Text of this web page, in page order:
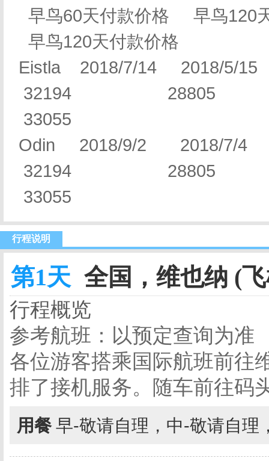
早鸟60天付款价格 早鸟
早鸟120天付款价格
Eistla 2018/7/14
32194
33055
Odin 2018/9/2
32194
33055
行程说明
第1天 全国，维也纳 (
行程概览
参考航班：以预定查询为准
各位游客搭乘国际航班前往
排了接机服务。随车前往码
用餐 早-敬请自理，中-敬请自理